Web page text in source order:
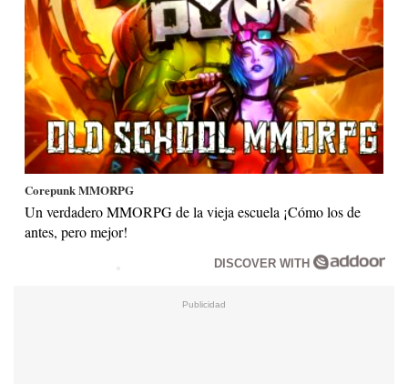
Corepunk MMORPG
Un verdadero MMORPG de la vieja escuela ¡Cómo los de
antes, pero mejor!
DISCOVER WITH